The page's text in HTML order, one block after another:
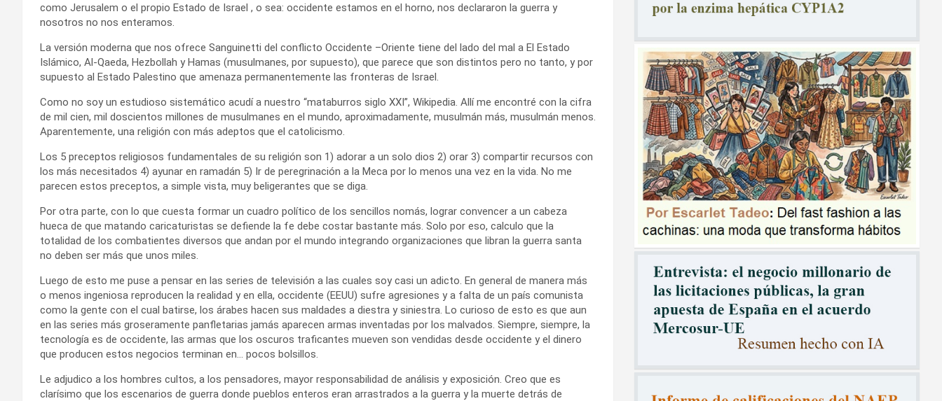
como Jerusalem o el propio Estado de Israel , o sea: occidente estamos en el horno, nos declararon la guerra y
nosotros no nos enteramos.
La versión moderna que nos ofrece Sanguinetti del conflicto Occidente –Oriente tiene del lado del mal a El Estado
Islámico, Al-Qaeda, Hezbollah y Hamas (musulmanes, por supuesto), que parece que son distintos pero no tanto, y por
supuesto al Estado Palestino que amenaza permanentemente las fronteras de Israel.
Como no soy un estudioso sistemático acudí a nuestro “mataburros siglo XXI”, Wikipedia. Allí me encontré con la cifra
de mil cien, mil doscientos millones de musulmanes en el mundo, aproximadamente, musulmán más, musulmán menos.
Aparentemente, una religión con más adeptos que el catolicismo.
Los 5 preceptos religiosos fundamentales de su religión son 1) adorar a un solo dios 2) orar 3) compartir recursos con
los más necesitados 4) ayunar en ramadán 5) Ir de peregrinación a la Meca por lo menos una vez en la vida. No me
parecen estos preceptos, a simple vista, muy beligerantes que se diga.
Por otra parte, con lo que cuesta formar un cuadro político de los sencillos nomás, lograr convencer a un cabeza
hueca de que matando caricaturistas se defiende la fe debe costar bastante más. Solo por eso, calculo que la
totalidad de los combatientes diversos que andan por el mundo integrando organizaciones que libran la guerra santa
no deben ser más que unos miles.
Luego de esto me puse a pensar en las series de televisión a las cuales soy casi un adicto. En general de manera más
o menos ingeniosa reproducen la realidad y en ella, occidente (EEUU) sufre agresiones y a falta de un país comunista
como la gente con el cual batirse, los árabes hacen sus maldades a diestra y siniestra. Lo curioso de esto es que aun
en las series más groseramente panfletarias jamás aparecen armas inventadas por los malvados. Siempre, siempre, la
tecnología es de occidente, las armas que los oscuros traficantes mueven son vendidas desde occidente y el dinero
que producen estos negocios terminan en… pocos bolsillos.
Le adjudico a los hombres cultos, a los pensadores, mayor responsabilidad de análisis y exposición. Creo que es
clarísimo que los escenarios de guerra donde pueblos enteros eran arrastrados a la guerra y la muerte detrás de